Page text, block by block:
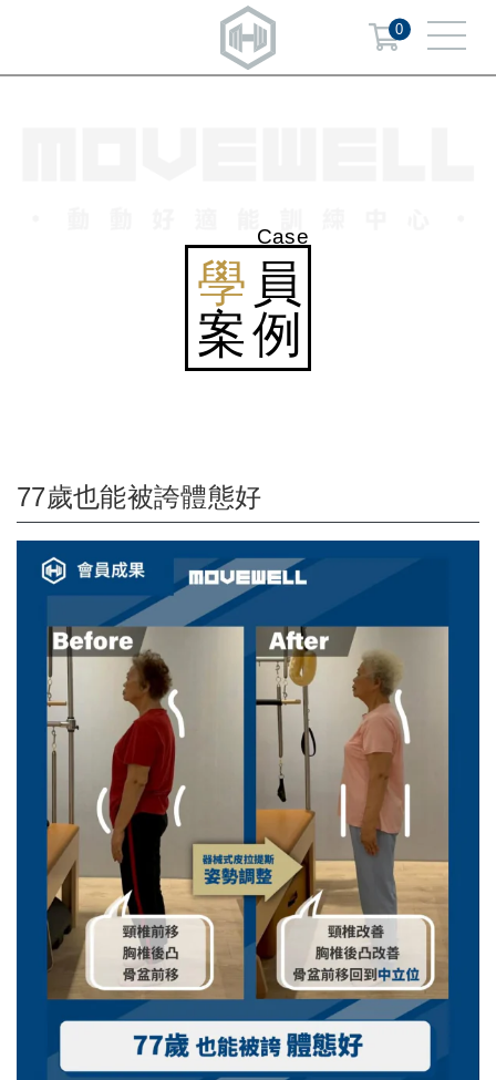
0
Case
學 員
案例
77歲也能被誇體態好